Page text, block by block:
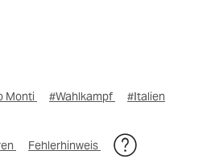
Monti #Wahlkampf #Italien
Fehlerhinweis